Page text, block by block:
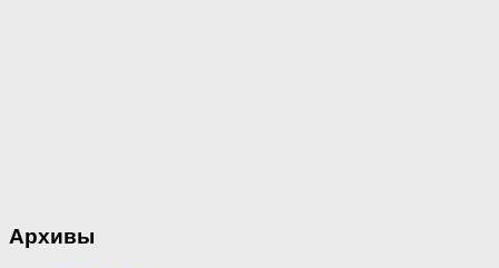
Архивы